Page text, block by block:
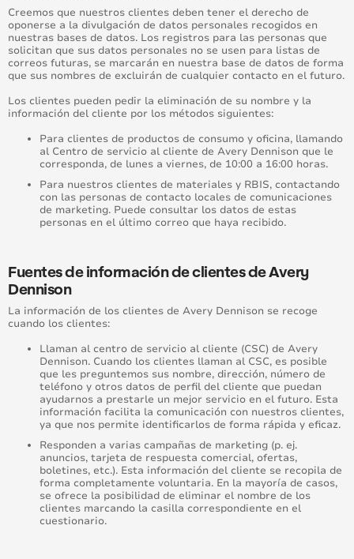
Creemos que nuestros clientes deben tener el derecho de
oponerse a la divulgación de datos personales recogidos en
nuestras bases de datos. Los registros para las personas que
solicitan que sus datos personales no se usen para listas de
correos futuras, se marcarán en nuestra base de datos de forma
que sus nombres de excluirán de cualquier contacto en el futuro.
Los clientes pueden pedir la eliminación de su nombre y la
información del cliente por los métodos siguientes:
Para clientes de productos de consumo y oficina, llamando
al Centro de servicio al cliente de Avery Dennison que le
corresponda, de lunes a viernes, de 10:00 a 16:00 horas.
Para nuestros clientes de materiales y RBIS, contactando
con las personas de contacto locales de comunicaciones
de marketing. Puede consultar los datos de estas
personas en el último correo que haya recibido.
Fuentes de información de clientes de Avery
Dennison
La información de los clientes de Avery Dennison se recoge
cuando los clientes:
Llaman al centro de servicio al cliente (CSC) de Avery
Dennison. Cuando los clientes llaman al CSC, es posible
que les preguntemos sus nombre, dirección, número de
teléfono y otros datos de perfil del cliente que puedan
ayudarnos a prestarle un mejor servicio en el futuro. Esta
información facilita la comunicación con nuestros clientes,
ya que nos permite identificarlos de forma rápida y eficaz.
Responden a varias campañas de marketing (p. ej.
anuncios, tarjeta de respuesta comercial, ofertas,
boletines, etc.). Esta información del cliente se recopila de
forma completamente voluntaria. En la mayoría de casos,
se ofrece la posibilidad de eliminar el nombre de los
clientes marcando la casilla correspondiente en el
cuestionario.